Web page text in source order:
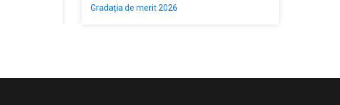
Gradația de merit 2026